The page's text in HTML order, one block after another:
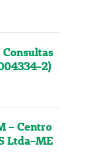
2)
– Centro
Ltda-ME